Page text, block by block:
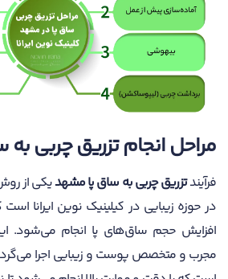
مراحل انجام تزریق چربی
فرآیندتزریق چربی به ساق پا مشهدیکی از
در حوزه زیبایی در کیلینیک نوین ایرانا
افزایش حجم ساق‌های پا انجام می‌شود.
مجرب و متخصص پوست و زیبایی اجرا